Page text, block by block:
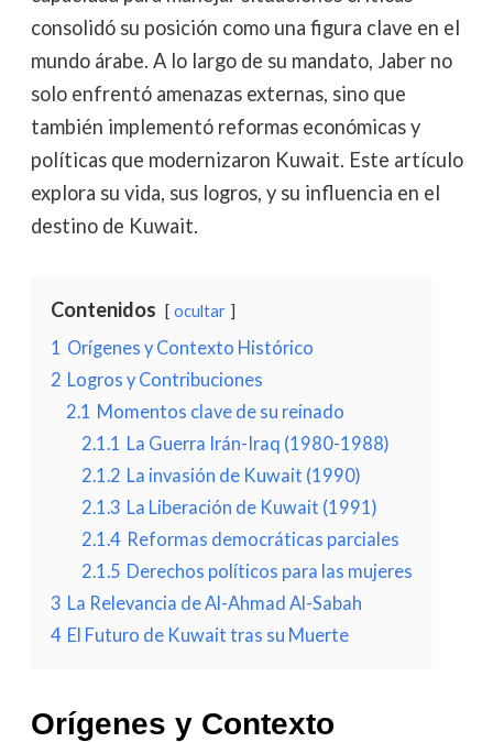
consolidó su posición como una figura clave en el
mundo árabe. A lo largo de su mandato, Jaber no
solo enfrentó amenazas externas, sino que
también implementó reformas económicas y
políticas que modernizaron Kuwait. Este artículo
explora su vida, sus logros, y su influencia en el
destino de Kuwait.
Contenidos ocultar
1 Orígenes y Contexto Histórico
2 Logros y Contribuciones
2.1 Momentos clave de su reinado
2.1.1 La Guerra Irán-Iraq (1980-1988)
2.1.2 La invasión de Kuwait (1990)
2.1.3 La Liberación de Kuwait (1991)
2.1.4 Reformas democráticas parciales
2.1.5 Derechos políticos para las mujeres
3 La Relevancia de Al-Ahmad Al-Sabah
4 El Futuro de Kuwait tras su Muerte
Orígenes y Contexto